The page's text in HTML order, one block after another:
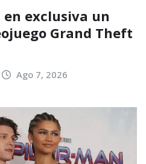
exclusiva un
Grand Theft
Ago 7, 2026